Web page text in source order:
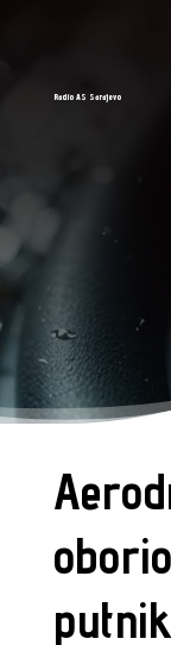
Radio AS Sarajevo